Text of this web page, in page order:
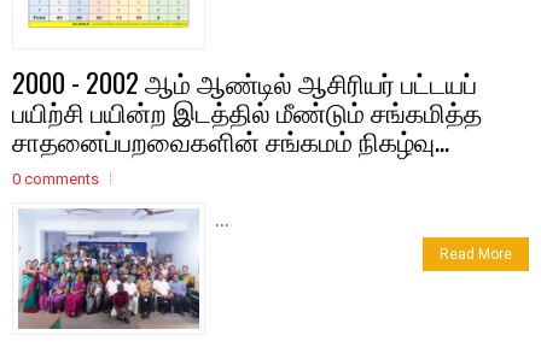
2000 - 2002 ஆம் ஆண்டில் ஆசிரியர் பட்டயப்
பயிற்சி பயின்ற இடத்தில் மீண்டும் சங்கமித்த
சாதனைப்பறவைகளின் சங்கமம் நிகழ்வு...
0 comments
...
Read More